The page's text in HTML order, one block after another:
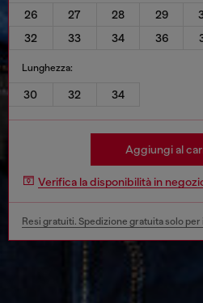
26 27 28 29
32
33 34 36
Lunghezza:
30 32 34
Aggiungi al
Verifica la disponibilità in
Resi gratuiti. Spedizione gratuita solo